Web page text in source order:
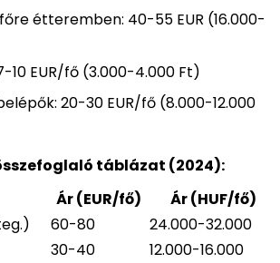
étteremben: 40-55 EUR (16.000-
10 EUR/fő (3.000-4.000 Ft)
20-30 EUR/fő (8.000-12.000
táblázat (2024):
Ár (EUR/fő)
Ár (HUF/fő)
60-80
24.000-32.000
30-40
12.000-16.000